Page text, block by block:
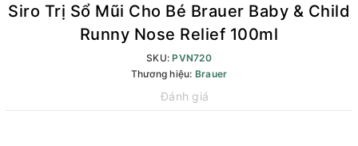
Siro Trị Sổ Mũi Cho Bé Brauer Baby & Child
Runny Nose Relief 100ml
SKU:PVN720
Thương hiệu: Brauer
Đánh giá